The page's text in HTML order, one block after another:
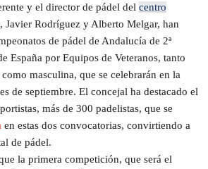
y el director de pádel del centro
Javier Rodríguez y Alberto Melgar, han
de pádel de Andalucía de 2ª
España por Equipos de Veteranos, tanto
masculina, que se celebrarán en la
de septiembre. El concejal ha destacado el
más de 300 padelistas, que se
en estas dos convocatorias, convirtiendo a
de pádel.
la primera competición, que será el